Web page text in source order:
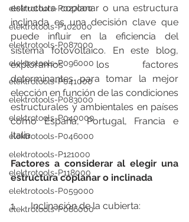
elektrotools-P027000
elektrotools-P102000
elektrotools-P087000
elektrotools-P096000
elektrotools-P041000
elektrotools-P083000
elektrotools-P040000
elektrotools-P046000
elektrotools-P121000
elektrotools-P118000
elektrotools-P059000
elektrotools-P086000
estructura coplanar o una estructura
inclinada es una decisión clave que
puede influir en la eficiencia del
sistema fotovoltaico. En este blog,
exploramos los factores
determinantes para tomar la mejor
elección en función de las condiciones
estructurales y ambientales en países
como España, Portugal, Francia e
Italia.
Factores a considerar al elegir una
estructura coplanar o inclinada
1.      Inclinación de la cubierta: